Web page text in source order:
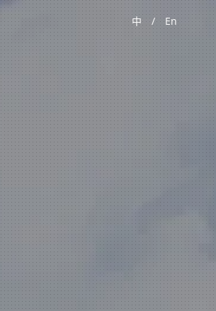
中 / En